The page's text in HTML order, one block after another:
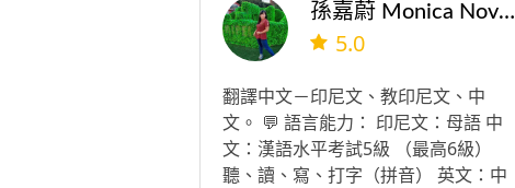
孫嘉蔚 Monica Noviyanti
5.0
翻譯中文－印尼文、教印尼文、中
文。 💬 語言能力： 印尼文：母語 中
文：漢語水平考試5級 （最高6級）
聽、讀、寫、打字（拼音） 英文：中